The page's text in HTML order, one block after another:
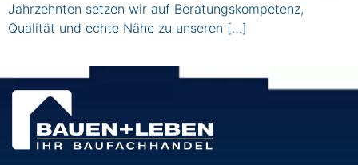
Jahrzehnten setzen wir auf Beratungskompetenz,
Qualität und echte Nähe zu unseren […]